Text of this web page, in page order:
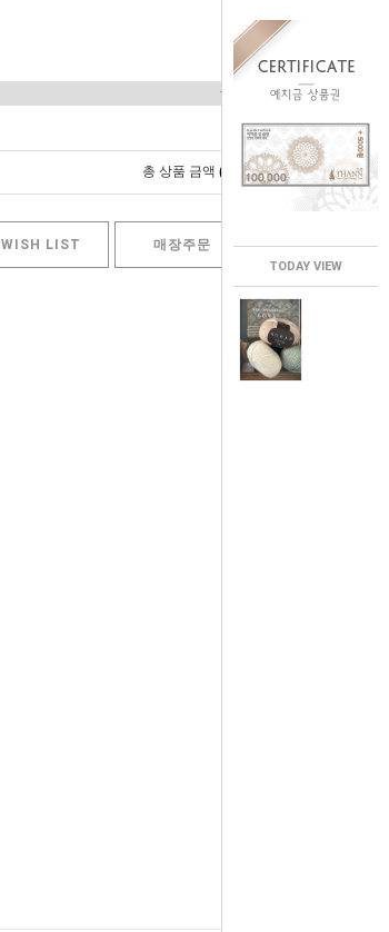
TODAY VIEW
총 상품 금액 0 원
WISH LIST 매장주문